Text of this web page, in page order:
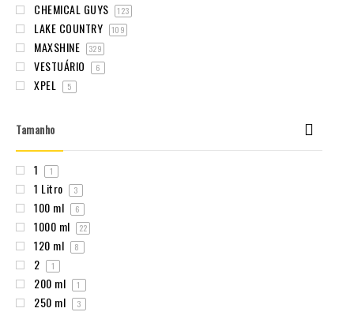
CHEMICAL GUYS 123
LAKE COUNTRY 109
MAXSHINE 329
VESTUÁRIO 6
XPEL 5
Tamanho
1 1
1 Litro 3
100 ml 6
1000 ml 22
120 ml 8
2 1
200 ml 1
250 ml 3